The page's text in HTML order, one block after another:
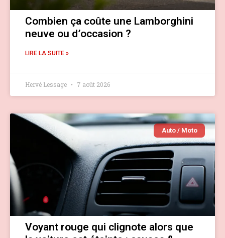
Combien ça coûte une Lamborghini
neuve ou d’occasion ?
LIRE LA SUITE »
Hervé Lessage 7 août 2026
Auto / Moto
Voyant rouge qui clignote alors que